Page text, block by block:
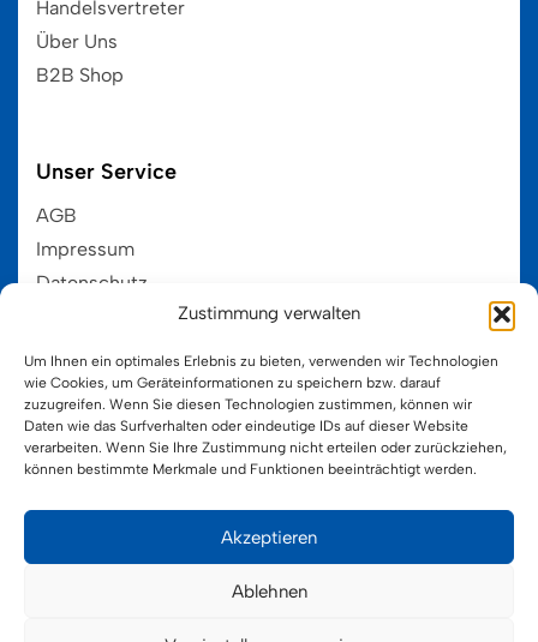
Zustimmung verwalten
Um Ihnen ein optimales Erlebnis zu bieten, verwenden wir Technologien
wie Cookies, um Geräteinformationen zu speichern bzw. darauf
zuzugreifen. Wenn Sie diesen Technologien zustimmen, können wir
Daten wie das Surfverhalten oder eindeutige IDs auf dieser Website
verarbeiten. Wenn Sie Ihre Zustimmung nicht erteilen oder zurückziehen,
können bestimmte Merkmale und Funktionen beeinträchtigt werden.
Akzeptieren
Ablehnen
Handelsvertreter
Über Uns
B2B Shop
Unser Service
AGB
Impressum
Datenschutz
Kategorien HOT
Hama MIDI 5+